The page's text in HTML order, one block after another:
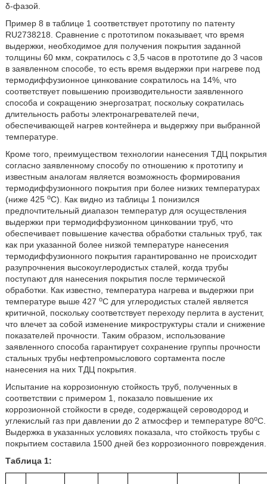
δ-фазой.
Пример 8 в таблице 1 соответствует прототипу по патенту
RU2738218. Сравнение с прототипом показывает, что время
выдержки, необходимое для получения покрытия заданной
толщины 60 мкм, сократилось с 3,5 часов в прототипе до 3 часов
в заявленном способе, то есть время выдержки при нагреве под
термодиффузионное цинкование сократилось на 14%, что
соответствует повышению производительности заявленного
способа и сокращению энергозатрат, поскольку сократилась
длительность работы электронагревателей печи,
обеспечивающей нагрев контейнера и выдержку при выбранной
температуре.
Кроме того, преимуществом технологии нанесения ТДЦ покрытия
согласно заявленному способу по отношению к прототипу и
известным аналогам является возможность формирования
термодиффузионного покрытия при более низких температурах
(ниже 425 оС). Как видно из таблицы 1 понизился
предпочтительный диапазон температур для осуществления
выдержки при термодиффузионном цинковании труб, что
обеспечивает повышение качества обработки стальных труб, так
как при указанной более низкой температуре нанесения
термодиффузионного покрытия гарантированно не происходит
разупрочнения высокоуглеродистых сталей, когда трубы
поступают для нанесения покрытия после термической
обработки. Как известно, температура нагрева и выдержки при
температуре выше 427 оС для углеродистых сталей является
критичной, поскольку соответствует переходу перлита в аустенит,
что влечет за собой изменение микроструктуры стали и снижение
показателей прочности. Таким образом, использование
заявленного способа гарантирует сохранение группы прочности
стальных трубы нефтепромыслового сортамента после
нанесения на них ТДЦ покрытия.
Испытание на коррозионную стойкость труб, полученных в
соответствии с примером 1, показало повышение их
коррозионной стойкости в среде, содержащей сероводород и
углекислый газ при давлении до 2 атмосфер и температуре 80оС.
Выдержка в указанных условиях показала, что стойкость трубы с
покрытием составила 1500 дней без коррозионного повреждения.
Таблица 1: